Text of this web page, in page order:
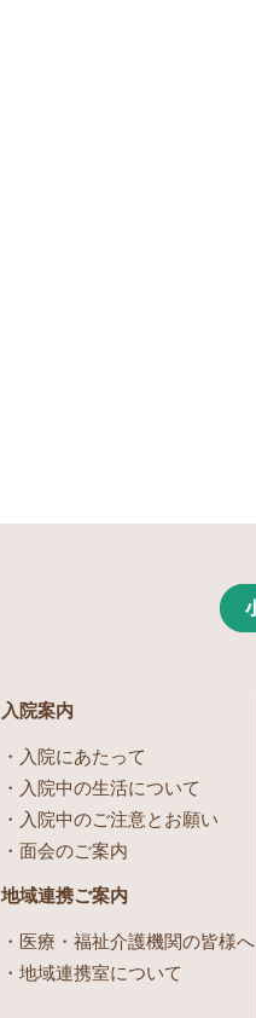
入院案内
入院にあたって
入院中の生活について
入院中のご注意とお願い
面会のご案内
地域連携ご案内
医療・福祉介護機関の皆様へ
地域連携室について